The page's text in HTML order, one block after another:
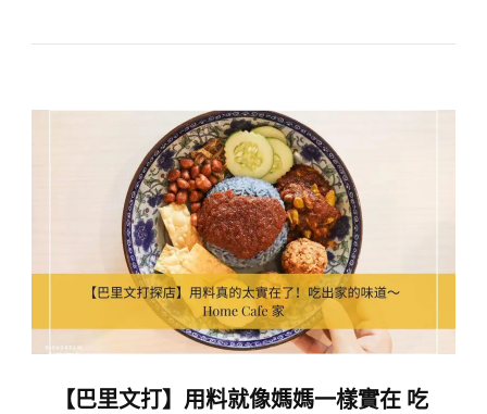
The
And
Appetising
Food
At
Dong
Tai
Kopitiam,
Ipoh
婆：
菜
單
上
幾
都
【巴里文打】用料就像媽媽一樣實在 吃